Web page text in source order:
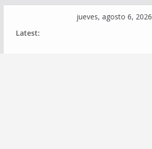
jueves, agosto 6, 2026
Latest: